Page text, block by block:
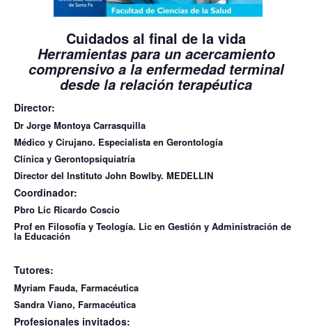
Cuidados al final de la vida
Herramientas para un acercamiento
comprensivo a la enfermedad terminal
desde la relación terapéutica
Director:
Dr Jorge Montoya Carrasquilla
Médico y Cirujano. Especialista en Gerontología
Clínica y Gerontopsiquiatría
Director del Instituto John Bowlby. MEDELLIN
Coordinador:
Pbro Lic Ricardo Coscio
Prof en Filosofía y Teología. Lic en Gestión y Administración de
la Educación
Tutores:
Myriam Fauda, Farmacéutica
Sandra Viano, Farmacéutica
Profesionales invitados: